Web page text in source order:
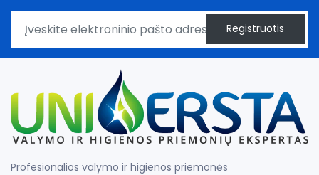
Registruotis
Profesionalios valymo ir higienos priemonės